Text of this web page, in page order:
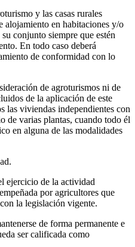
y las casas rurales
alojamiento en habitaciones y/o
conjunto siempre que estén
En todo caso deberá
de conformidad con lo
de agroturismos ni de
de la aplicación de este
las viviendas independientes con
de varias plantas, cuando todo él
en alguna de las modalidades
ejercicio de la actividad
por agricultores que
la legislación vigente.
de forma permanente e
ser calificada como